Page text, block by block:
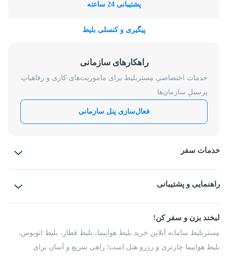
پشتیبانی 24 ساعته
پیگیری و کنسلی بلیط
راهکارهای سازمانی
خدمات اختصاصیِ مِستربلیط برای ماموریت‌های کاری و رفاهیاتِ
پرسنلِ سازمان‌ها
فعال‌سازی پنل سازمانی
خدمات سفر
بلیط قطار
راهنمایی و پشتیبانی
شرایط و مقررات
راهکار سازمانی
فرصت‌های شغلی
درباره ما
لبخند بزن و سفر کن!
مِستربلیط سامانه آنلاین خرید بلیط هواپیما، بلیط قطار، بلیط اتوبوس،
بلیط هواپیما چارتری و رزرو هتل است؛ راهی سریع و آسان برای